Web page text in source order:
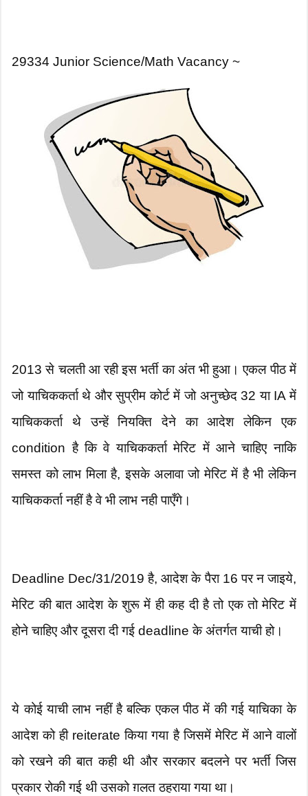
29334 Junior Science/Math Vacancy ~
2013 से चलती आ रही इस भर्ती का अंत भी हुआ। एकल पीठ में
जो याचिककर्ता थे और सुप्रीम कोर्ट में जो अनुच्छेद 32 या IA में
याचिककर्ता थे उन्हें नियक्ति देने का आदेश लेकिन एक
condition है कि वे याचिककर्ता मेरिट में आने चाहिए नाकि
समस्त को लाभ मिला है, इसके अलावा जो मेरिट में है भी लेकिन
याचिककर्ता नहीं है वे भी लाभ नही पाएँगे।
Deadline Dec/31/2019 है, आदेश के पैरा 16 पर न जाइये,
मेरिट की बात आदेश के शुरू में ही कह दी है तो एक तो मेरिट में
होने चाहिए और दूसरा दी गई deadline के अंतर्गत याची हो।
ये कोई याची लाभ नहीं है बल्कि एकल पीठ में की गई याचिका के
आदेश को ही reiterate किया गया है जिसमें मेरिट में आने वालों
को रखने की बात कही थी और सरकार बदलने पर भर्ती जिस
प्रकार रोकी गई थी उसको ग़लत ठहराया गया था।